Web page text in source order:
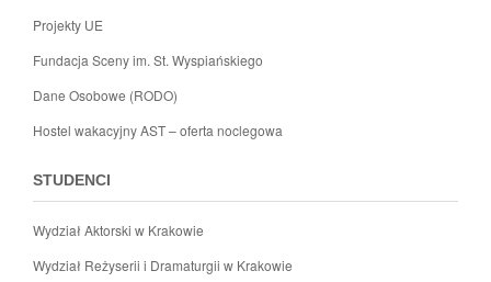
Projekty UE
Fundacja Sceny im. St. Wyspiańskiego
Dane Osobowe (RODO)
Hostel wakacyjny AST – oferta noclegowa
STUDENCI
Wydział Aktorski w Krakowie
Wydział Reżyserii i Dramaturgii w Krakowie